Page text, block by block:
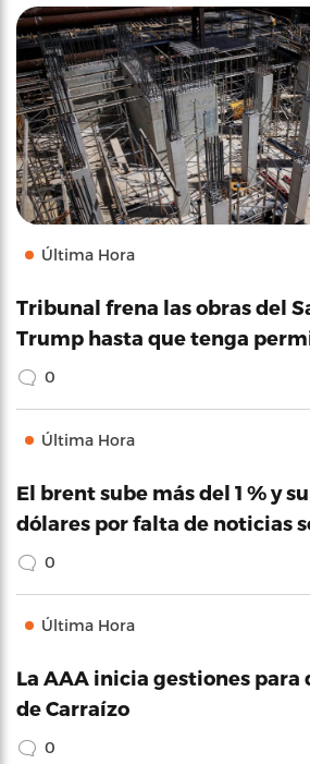
Última Hora
Tribunal frena las obras del
Trump hasta que tenga
0
Última Hora
El brent sube más del 1 % y
dólares por falta de noticias
0
Última Hora
La AAA inicia gestiones para
de Carraízo
0